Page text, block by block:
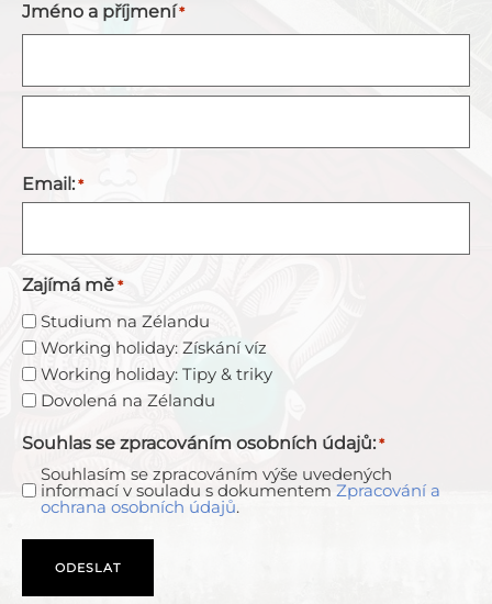
Jméno a příjmení *
Email: *
Zajímá mě *
Studium na Zélandu
Working holiday: Získání víz
Working holiday: Tipy & triky
Dovolená na Zélandu
Souhlas se zpracováním osobních údajů: *
Souhlasím se zpracováním výše uvedených
informací v souladu s dokumentem Zpracování a
ochrana osobních údajů.